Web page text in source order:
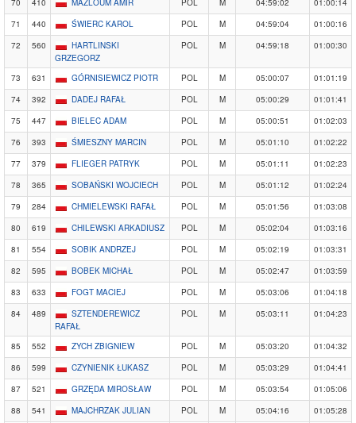
70 410 MAZLOUM AMIR POL M 04:59:02
01:00:14
71
440 ŚWIERC KAROL POL M 04:59:04
01:00:16
72
560
HARTLINSKI
GRZEGORZ
POL M 04:59:18 01:00:30
73 631 GÓRNISIEWICZ PIOTR POL M 05:00:07
01:01:19
74
392 DADEJ RAFAŁ POL M 05:00:29
01:01:41
75
447 BIELEC ADAM POL M 05:00:51
01:02:03
76
393 ŚMIESZNY MARCIN POL M 05:01:10
01:02:22
77
379 FLIEGER PATRYK POL M 05:01:11
01:02:23
78
365 SOBAŃSKI WOJCIECH POL M 05:01:12
01:02:24
79
284 CHMIELEWSKI RAFAŁ POL M 05:01:56
01:03:08
80
619 CHILEWSKI ARKADIUSZ POL M 05:02:04
01:03:16
81
554 SOBIK ANDRZEJ POL M 05:02:19
01:03:31
82
595 BOBEK MICHAŁ POL M 05:02:47
01:03:59
83
633 FOGT MACIEJ POL M 05:03:06
01:04:18
84
489
SZTENDEREWICZ
RAFAŁ
POL M 05:03:11 01:04:23
85 552 ZYCH ZBIGNIEW POL M 05:03:20
01:04:32
86
599 CZYNIENIK ŁUKASZ POL M 05:03:29
01:04:41
87
521 GRZĘDA MIROSŁAW POL M 05:03:54
01:05:06
88
541 MAJCHRZAK JULIAN POL M 05:04:16
01:05:28